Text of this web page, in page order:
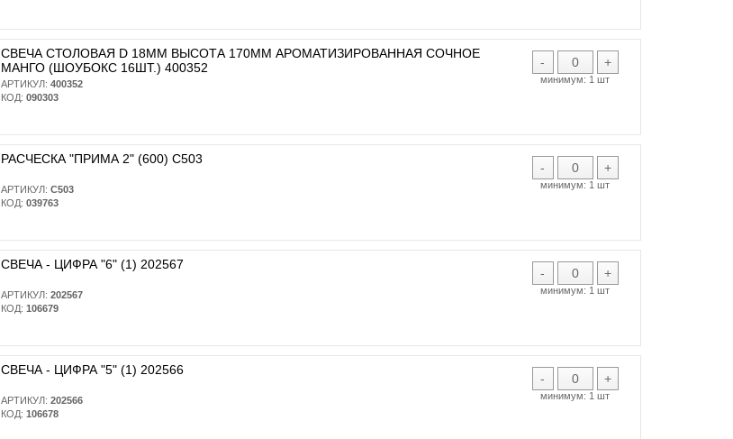
- +
минимум: 1 шт
СВЕЧА СТОЛОВАЯ D 18ММ ВЫСОТА 170ММ АРОМАТИЗИРОВАННАЯ СОЧНОЕ
МАНГО (ШОУБОКС 16ШТ.) 400352
АРТИКУЛ: 400352
КОД: 090303
- +
минимум: 1 шт
РАСЧЕСКА "ПРИМА 2" (600) С503
АРТИКУЛ: С503
КОД: 039763
- +
минимум: 1 шт
СВЕЧА - ЦИФРА "6" (1) 202567
АРТИКУЛ: 202567
КОД: 106679
- +
минимум: 1 шт
СВЕЧА - ЦИФРА "5" (1) 202566
АРТИКУЛ: 202566
КОД: 106678